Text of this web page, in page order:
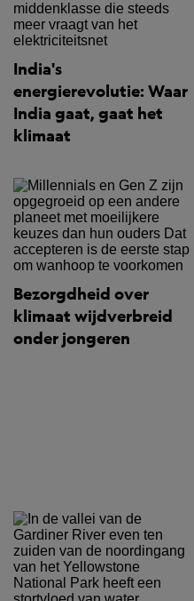
India's
energierevolutie: Waar
India gaat, gaat het
klimaat
Bezorgdheid over
klimaat wijdverbreid
onder jongeren